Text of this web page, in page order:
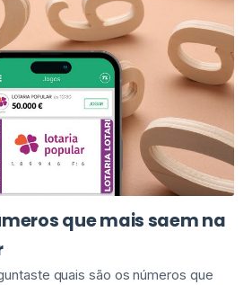
que mais saem na
quais são os números que